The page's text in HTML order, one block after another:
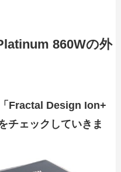
860Wの外
Fractal Design Ion+
チェックしていきま